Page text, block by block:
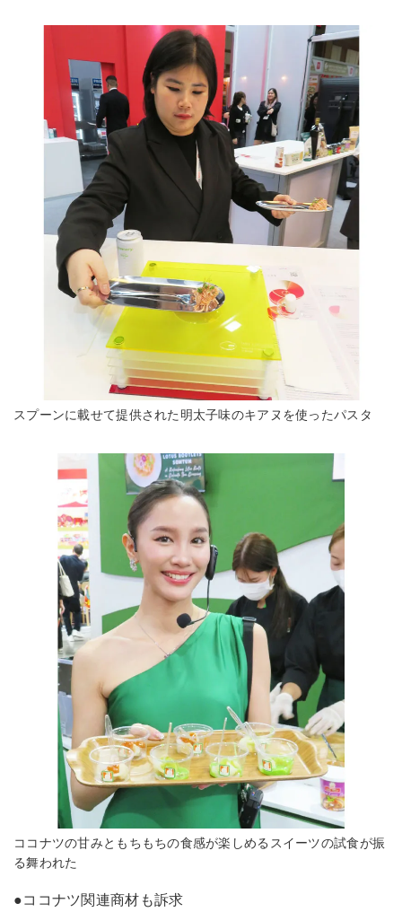
スプーンに載せて提供された明太子味のキアヌを使ったパスタ
ココナツの甘みともちもちの食感が楽しめるスイーツの試食が振
る舞われた
●ココナツ関連商材も訴求